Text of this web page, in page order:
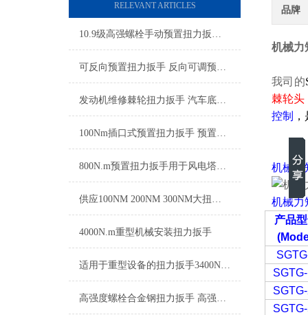
RELEVANT ARTICLES
10.9级高强螺栓手动预置扭力扳手 螺栓紧固定值扭力扳手厂家
可反向预置扭力扳手 反向可调预置式扭矩扳手 大扭矩反向预置式扭矩扳手
发动机维修棘轮扭力扳手 汽车底盘专用棘轮扭矩扳手 汽修棘轮式扭力扳手
100Nm插口式预置扭力扳手 预置式插口扭力扳手 插口型预置式扭矩扳手
800N.m预置扭力扳手用于风电塔筒螺栓紧固专用
供应100NM 200NM 300NM大扭矩刻度显示开口扭力扳手
4000N.m重型机械安装扭力扳手
适用于重型设备的扭力扳手3400N.m 手动3400N.m预置扭力扳手
高强度螺栓合金钢扭力扳手 高强度螺栓手动定扭矩扳手
品牌
机械力
我司的
棘轮头
控制
机械力
机械力
产品